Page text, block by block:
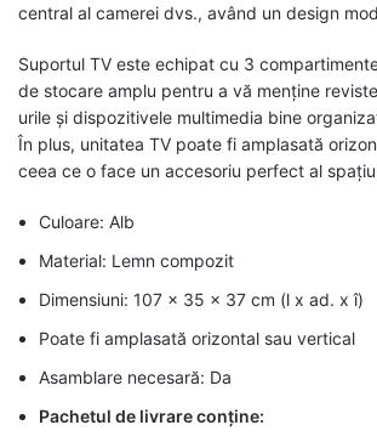
central al camerei dvs., având un design
Suportul TV este echipat cu 3
de stocare amplu pentru a vă menține
urile și dispozitivele multimedia bine
În plus, unitatea TV poate fi amplasată
ceea ce o face un accesoriu perfect al
Culoare: Alb
Material: Lemn compozit
Dimensiuni: 107 x 35 x 37 cm (l x ad. x î)
Poate fi amplasată orizontal sau vertical
Asamblare necesară: Da
Pachetul de livrare conține: